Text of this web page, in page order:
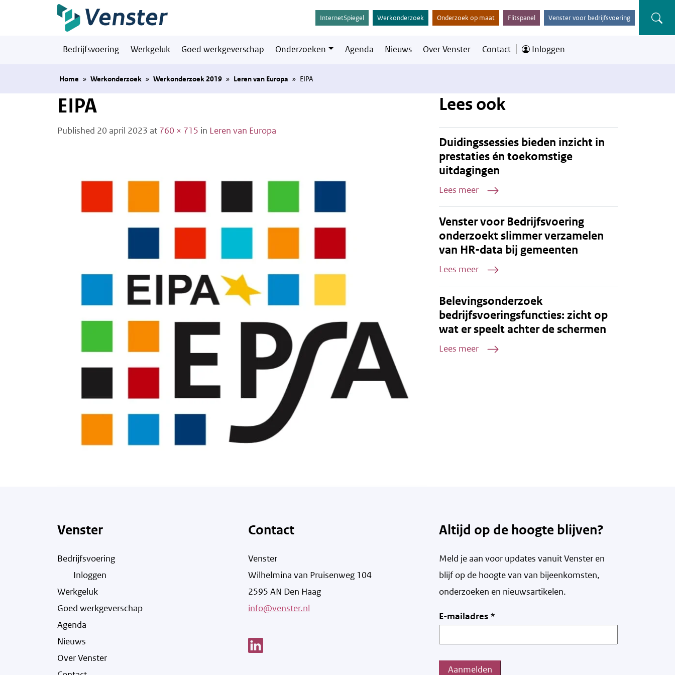
Naar hoofdinhoud
InternetSpiegel Werkonderzoek Onderzoek op maat Flitspanel Venster voor bedrijfsvoering
Bedrijfsvoering Werkgeluk Goed werkgeverschap Onderzoeken Agenda Nieuws Over Venster Contact Inloggen
Home » Werkonderzoek » Werkonderzoek 2019 » Leren van Europa » EIPA
EIPA
Published 20 april 2023 at 760 × 715 in Leren van Europa
Lees ook
Duidingssessies bieden inzicht in
prestaties én toekomstige
uitdagingen
Lees meer
Venster voor Bedrijfsvoering
onderzoekt slimmer verzamelen
van HR-data bij gemeenten
Lees meer
Belevingsonderzoek
bedrijfsvoeringsfuncties: zicht op
wat er speelt achter de schermen
Lees meer
Venster
Bedrijfsvoering
Inloggen
Werkgeluk
Goed werkgeverschap
Agenda
Nieuws
Over Venster
Contact
Venster
Wilhelmina van Pruisenweg 104
2595 AN Den Haag
info@venster.nl
Altijd op de hoogte blijven?
Meld je aan voor updates vanuit Venster en
blijf op de hoogte van van bijeenkomsten,
onderzoeken en nieuwsartikelen.
E-mailadres *
Aanmelden